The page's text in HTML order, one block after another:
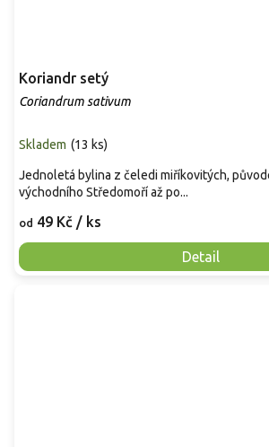
Koriandr setý
Coriandrum sativum
Skladem (13 ks)
od 49 Kč / ks
Detail
Jednoletá bylina z čeledi miříkovitých,
východního Středomoří až po...